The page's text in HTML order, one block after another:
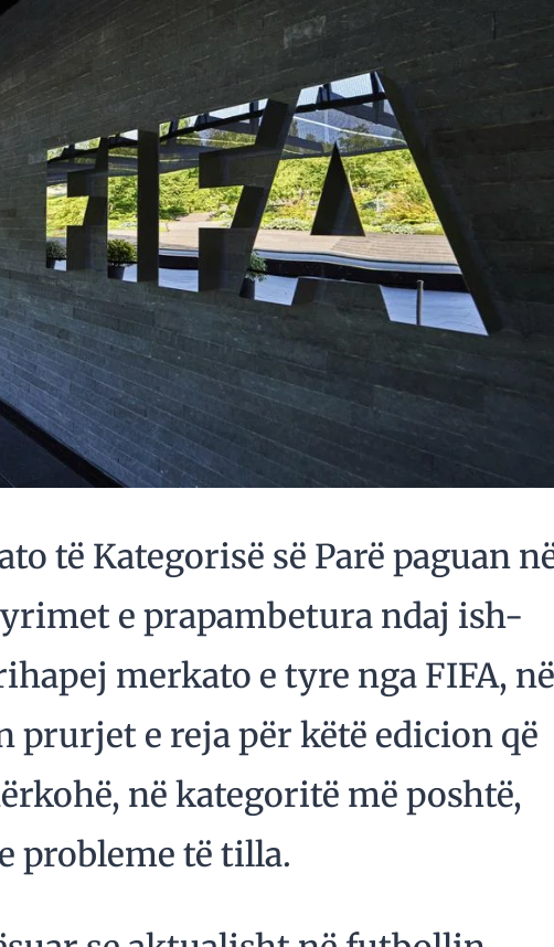
të Kategorisë së Parë paguan
e prapambetura ndaj ish-
merkato e tyre nga FIFA, në
prurjet e reja për këtë edicion që
në kategoritë më poshtë,
probleme të tilla.